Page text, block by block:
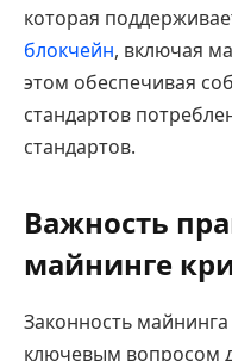
которая
блокчейн, включая
этом обеспечивая
стандартов
стандартов.
Важность
майнинге
Законность
ключевым вопросом